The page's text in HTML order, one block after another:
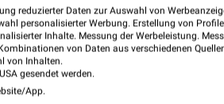
reduzierter Daten zur Auswahl von
personalisierter Werbung. Erstellung von
Inhalte. Messung der Werbeleistung.
von Daten aus verschiedenen
von Inhalten.
gesendet werden.
App.